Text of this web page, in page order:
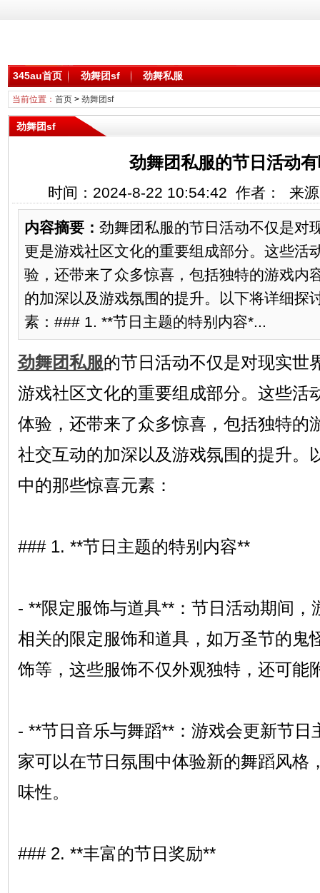
345au首页 劲舞团sf 劲舞私服
当前位置： 首页> 劲舞团sf
劲舞团sf
劲舞团私服的节日活动
时间：2024-8-22 10:54:42 作者： 来
内容摘要： 劲舞团私服的节日活动不仅是对
更是游戏社区文化的重要组成部分。这些活
验，还带来了众多惊喜，包括独特的游戏内
的加深以及游戏氛围的提升。以下将详细探
素：### 1. **节日主题的特别内容*...
劲舞团私服的节日活动不仅是对现实世
游戏社区文化的重要组成部分。这些活
体验，还带来了众多惊喜，包括独特的
社交互动的加深以及游戏氛围的提升。
中的那些惊喜元素：
### 1. **节日主题的特别内容**
- **限定服饰与道具**：节日活动期间，
相关的限定服饰和道具，如万圣节的鬼
饰等，这些服饰不仅外观独特，还可能
- **节日音乐与舞蹈**：游戏会更新节日
家可以在节日氛围中体验新的舞蹈风格
味性。
### 2. **丰富的节日奖励**